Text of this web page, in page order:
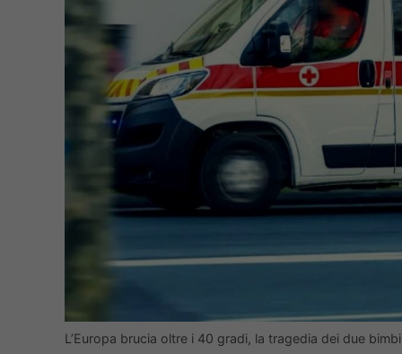
L’Europa brucia oltre i 40 gradi, la tragedia dei due